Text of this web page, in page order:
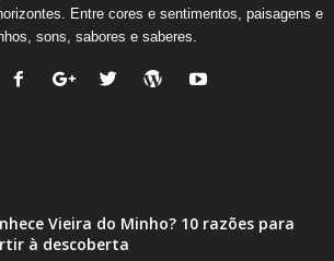
Entre cores e sentimentos, paisagens e
sons, sabores e saberes.
Vieira do Minho? 10 razões para
à descoberta